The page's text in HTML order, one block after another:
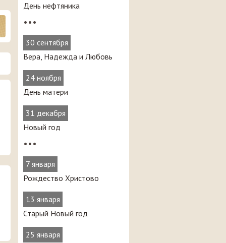
День нефтяника
•••
30 сентября
Вера, Надежда и Любовь
24 ноября
День матери
31 декабря
Новый год
•••
7 января
Рождество Христово
13 января
Старый Новый год
25 января